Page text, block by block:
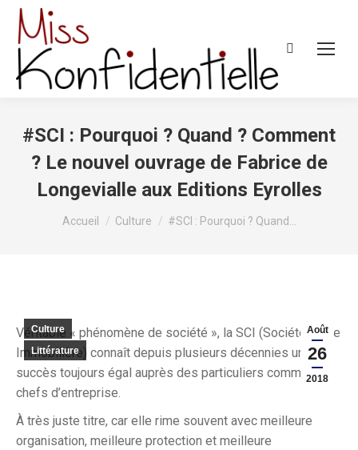
Recherche
#SCI : Pourquoi ? Quand ? Comment
? Le nouvel ouvrage de Fabrice de
Longevialle aux Editions Eyrolles
Vous êtes ici :
Accueil Culture #SCI : Pourquoi ? Quand…
Août
26
2018
Culture
Littérature
Véritable « phénomène de société », la SCI (Société Civile
Immobilière) connaît depuis plusieurs décennies un
succès toujours égal auprès des particuliers comme des
chefs d’entreprise.
À très juste titre, car elle rime souvent avec meilleure
organisation, meilleure protection et meilleure